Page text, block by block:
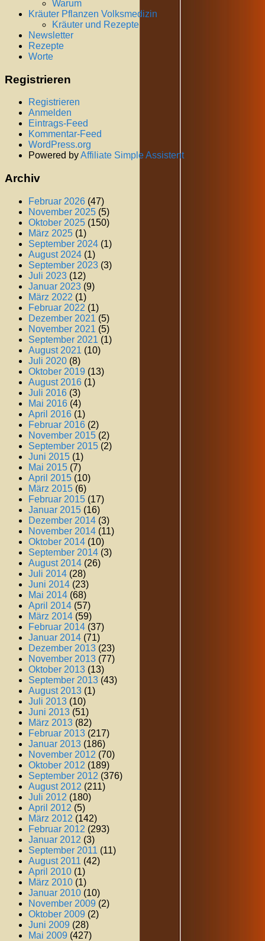
Warum
Kräuter Pflanzen Volksmedizin
Kräuter und Rezepte
Newsletter
Rezepte
Worte
Registrieren
Registrieren
Anmelden
Eintrags-Feed
Kommentar-Feed
WordPress.org
Powered byAffiliate Simple Assistent
Archiv
Februar 2026 (47)
November 2025 (5)
Oktober 2025 (150)
März 2025 (1)
September 2024 (1)
August 2024 (1)
September 2023 (3)
Juli 2023 (12)
Januar 2023 (9)
März 2022 (1)
Februar 2022 (1)
Dezember 2021 (5)
November 2021 (5)
September 2021 (1)
August 2021 (10)
Juli 2020 (8)
Oktober 2019 (13)
August 2016 (1)
Juli 2016 (3)
Mai 2016 (4)
April 2016 (1)
Februar 2016 (2)
November 2015 (2)
September 2015 (2)
Juni 2015 (1)
Mai 2015 (7)
April 2015 (10)
März 2015 (6)
Februar 2015 (17)
Januar 2015 (16)
Dezember 2014 (3)
November 2014 (11)
Oktober 2014 (10)
September 2014 (3)
August 2014 (26)
Juli 2014 (28)
Juni 2014 (23)
Mai 2014 (68)
April 2014 (57)
März 2014 (59)
Februar 2014 (37)
Januar 2014 (71)
Dezember 2013 (23)
November 2013 (77)
Oktober 2013 (13)
September 2013 (43)
August 2013 (1)
Juli 2013 (10)
Juni 2013 (51)
März 2013 (82)
Februar 2013 (217)
Januar 2013 (186)
November 2012 (70)
Oktober 2012 (189)
September 2012 (376)
August 2012 (211)
Juli 2012 (180)
April 2012 (5)
März 2012 (142)
Februar 2012 (293)
Januar 2012 (3)
September 2011 (11)
August 2011 (42)
April 2010 (1)
März 2010 (1)
Januar 2010 (10)
November 2009 (2)
Oktober 2009 (2)
Juni 2009 (28)
Mai 2009 (427)